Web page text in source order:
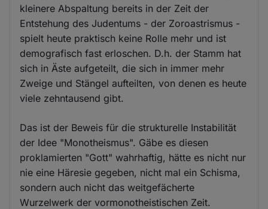
kleinere Abspaltung bereits in der Zeit der
Entstehung des Judentums - der Zoroastrismus -
spielt heute praktisch keine Rolle mehr und ist
demografisch fast erloschen. D.h. der Stamm hat
sich in Äste aufgeteilt, die sich in immer mehr
Zweige und Stängel aufteilten, von denen es heute
viele zehntausend gibt.
Das ist der Beweis für die strukturelle Instabilität
der Idee "Monotheismus". Gäbe es diesen
proklamierten "Gott" wahrhaftig, hätte es nicht nur
nie eine Häresie gegeben, nicht mal ein Schisma,
sondern auch nicht das weitgefächerte
Wurzelwerk der vormonotheistischen Zeit.